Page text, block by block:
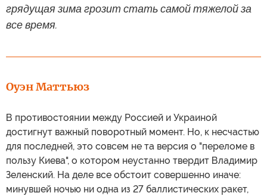
грядущая зима грозит стать самой тяжелой за
все время.
Оуэн Маттьюз
В противостоянии между Россией и Украиной
достигнут важный поворотный момент. Но, к несчастью
для последней, это совсем не та версия о "переломе в
пользу Киева", о котором неустанно твердит Владимир
Зеленский. На деле все обстоит совершенно иначе:
минувшей ночью ни одна из 27 баллистических ракет,